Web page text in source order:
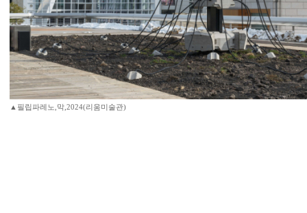
▲필립파레노,막,2024(리움미술관)